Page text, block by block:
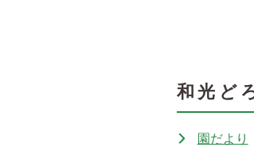
和光ど
園だより